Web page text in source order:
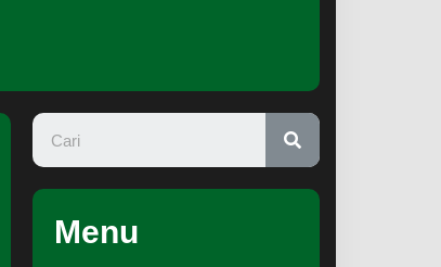
Menu